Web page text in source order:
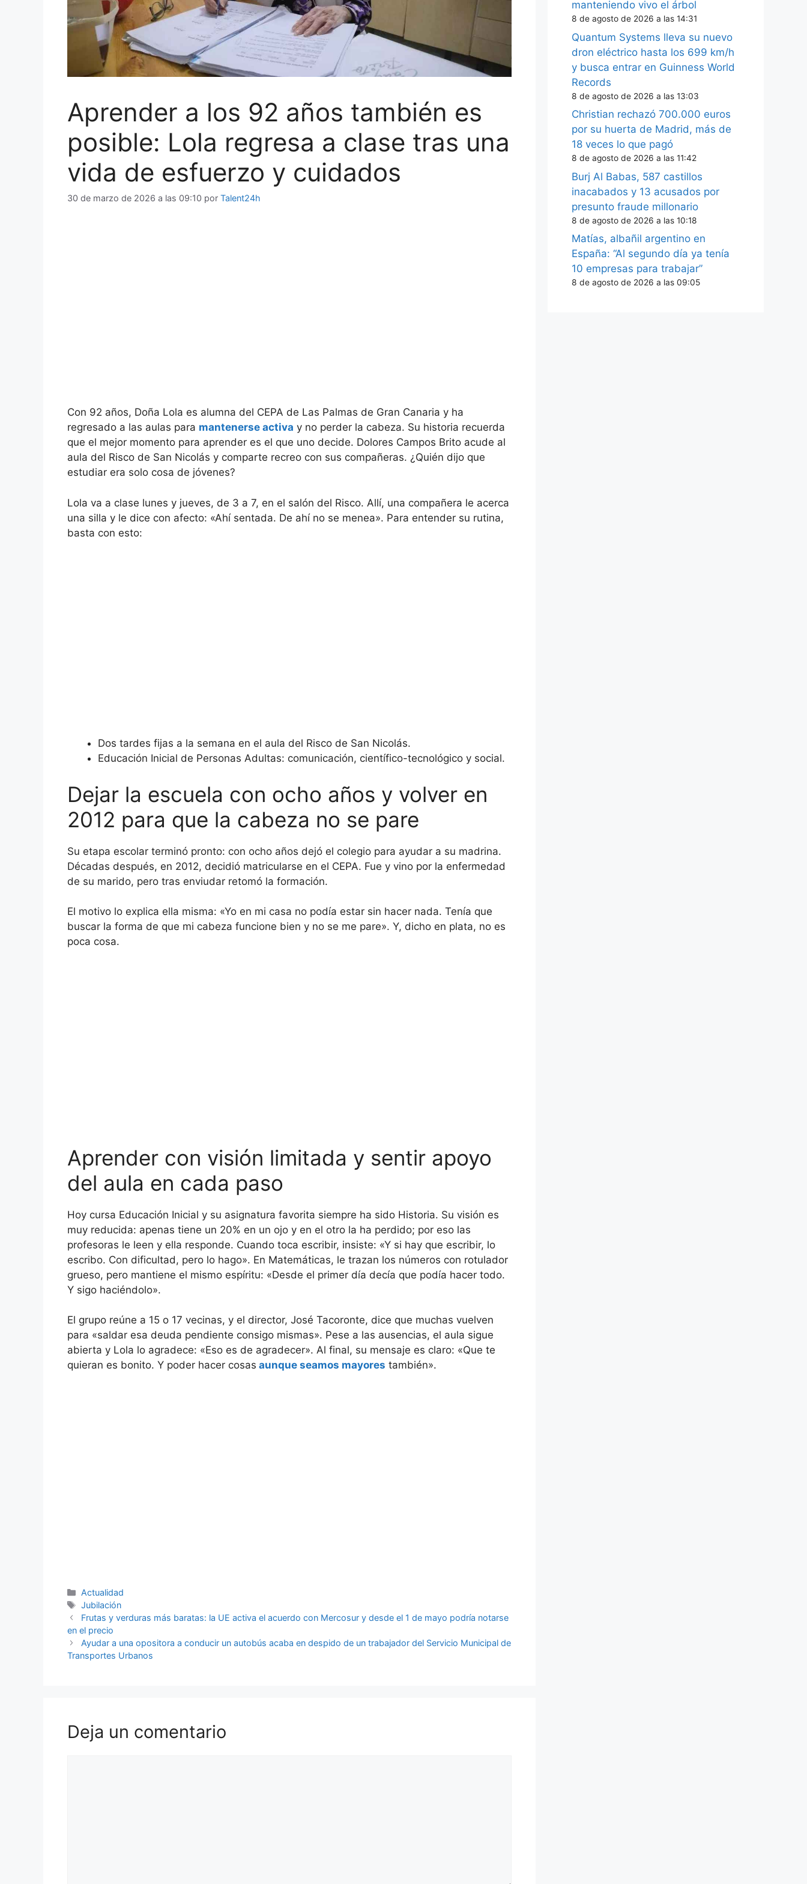
Aprender a los 92 años también es
posible: Lola regresa a clase tras una
vida de esfuerzo y cuidados
30 de marzo de 2026 a las 09:10 por Talent24h
Con 92 años, Doña Lola es alumna del CEPA de Las Palmas de Gran Canaria y ha
regresado a las aulas para mantenerse activa y no perder la cabeza. Su historia recuerda
que el mejor momento para aprender es el que uno decide. Dolores Campos Brito acude al
aula del Risco de San Nicolás y comparte recreo con sus compañeras. ¿Quién dijo que
estudiar era solo cosa de jóvenes?
Lola va a clase lunes y jueves, de 3 a 7, en el salón del Risco. Allí, una compañera le acerca
una silla y le dice con afecto: «Ahí sentada. De ahí no se menea». Para entender su rutina,
basta con esto:
Dos tardes fijas a la semana en el aula del Risco de San Nicolás.
Educación Inicial de Personas Adultas: comunicación, científico-tecnológico y social.
Dejar la escuela con ocho años y volver en
2012 para que la cabeza no se pare
Su etapa escolar terminó pronto: con ocho años dejó el colegio para ayudar a su madrina.
Décadas después, en 2012, decidió matricularse en el CEPA. Fue y vino por la enfermedad
de su marido, pero tras enviudar retomó la formación.
El motivo lo explica ella misma: «Yo en mi casa no podía estar sin hacer nada. Tenía que
buscar la forma de que mi cabeza funcione bien y no se me pare». Y, dicho en plata, no es
poca cosa.
Aprender con visión limitada y sentir apoyo
del aula en cada paso
Hoy cursa Educación Inicial y su asignatura favorita siempre ha sido Historia. Su visión es
muy reducida: apenas tiene un 20% en un ojo y en el otro la ha perdido; por eso las
profesoras le leen y ella responde. Cuando toca escribir, insiste: «Y si hay que escribir, lo
escribo. Con dificultad, pero lo hago». En Matemáticas, le trazan los números con rotulador
grueso, pero mantiene el mismo espíritu: «Desde el primer día decía que podía hacer todo.
Y sigo haciéndolo».
El grupo reúne a 15 o 17 vecinas, y el director, José Tacoronte, dice que muchas vuelven
para «saldar esa deuda pendiente consigo mismas». Pese a las ausencias, el aula sigue
abierta y Lola lo agradece: «Eso es de agradecer». Al final, su mensaje es claro: «Que te
quieran es bonito. Y poder hacer cosas aunque seamos mayores también».
Categorías
Actualidad
Etiquetas
Jubilación
Frutas y verduras más baratas: la UE activa el acuerdo con Mercosur y desde el 1 de mayo podría notarse
en el precio
Ayudar a una opositora a conducir un autobús acaba en despido de un trabajador del Servicio Municipal de
Transportes Urbanos
Deja un comentario
manteniendo vivo el árbol
8 de agosto de 2026 a las 14:31
Quantum Systems lleva su nuevo
dron eléctrico hasta los 699 km/h
y busca entrar en Guinness World
Records
8 de agosto de 2026 a las 13:03
Christian rechazó 700.000 euros
por su huerta de Madrid, más de
18 veces lo que pagó
8 de agosto de 2026 a las 11:42
Burj Al Babas, 587 castillos
inacabados y 13 acusados por
presunto fraude millonario
8 de agosto de 2026 a las 10:18
Matías, albañil argentino en
España: “Al segundo día ya tenía
10 empresas para trabajar”
8 de agosto de 2026 a las 09:05